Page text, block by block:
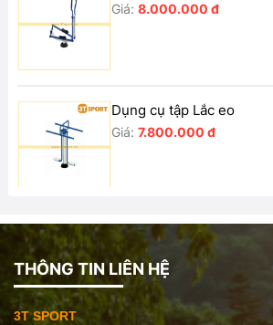
Giá: 8.000.000 đ
Dụng cụ tập Lắc eo
Giá: 7.800.000 đ
Dụng cụ tập lưng bụng đôi
Giá: 8.000.000 đ
THÔNG TIN LIÊN HỆ
3T SPORT